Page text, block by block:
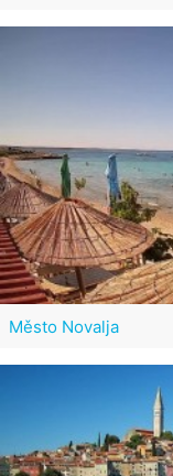
Město Novalja